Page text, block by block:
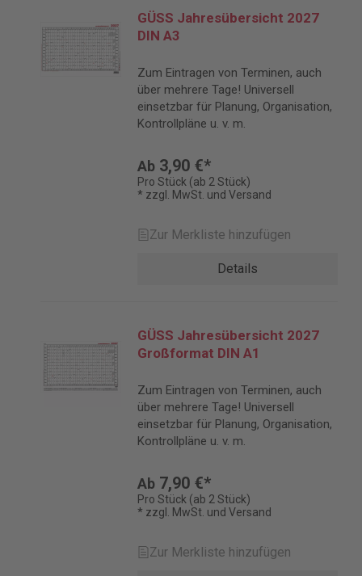
GÜSS Jahresübersicht 2027
DIN A3
Zum Eintragen von Terminen, auch
über mehrere Tage! Universell
einsetzbar für Planung, Organisation,
Kontrollpläne u. v. m.
Ab 3,90 €*
Pro Stück (ab 2 Stück)
* zzgl. MwSt. und Versand
Zur Merkliste hinzufügen
Details
GÜSS Jahresübersicht 2027
Großformat DIN A1
Zum Eintragen von Terminen, auch
über mehrere Tage! Universell
einsetzbar für Planung, Organisation,
Kontrollpläne u. v. m.
Ab 7,90 €*
Pro Stück (ab 2 Stück)
* zzgl. MwSt. und Versand
Zur Merkliste hinzufügen